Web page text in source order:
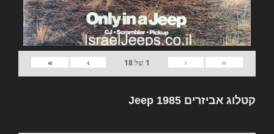
«
‹
1 של18
›
»
קטלוג אביזרים Jeep 1985